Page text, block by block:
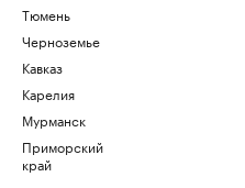
Тюмень
Черноземье
Кавказ
Карелия
Мурманск
Приморский
край